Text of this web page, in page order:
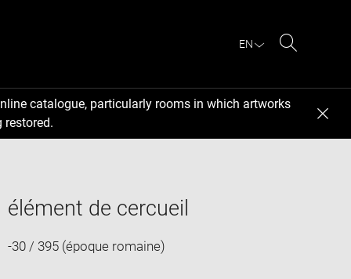
EN
catalogue, particularly rooms in which artworks
restored.
élément de cercueil
-30 / 395 (époque romaine)